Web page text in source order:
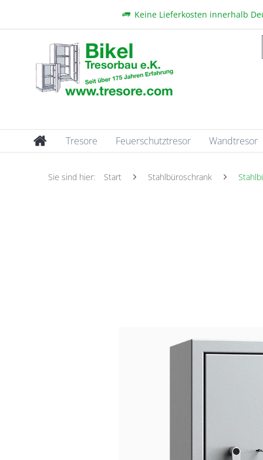
Keine Lieferkosten innerhalb
Tresore Feuerschutztresor Wandtresor
Sie sind hier: Start Stahlbüroschrank